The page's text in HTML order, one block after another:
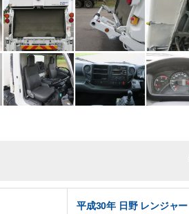
平成30年 日野 レンジャー